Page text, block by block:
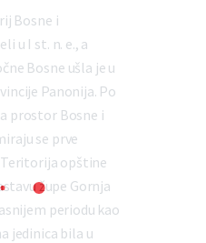
Bosne i
u I st. n. e., a
Bosne ušla je u
Panonija. Po
prostor Bosne i
se prve
opštine
župe Gornja
periodu kao
jedinica bila u